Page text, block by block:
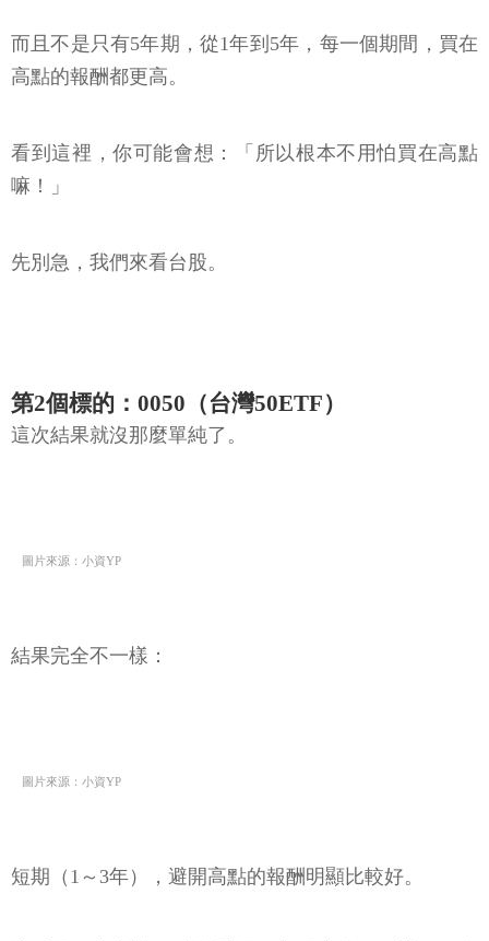
而且不是只有5年期，從1年到5年，每一個期間，買在
高點的報酬都更高。
看到這裡，你可能會想：「所以根本不用怕買在高點
嘛！」
先別急，我們來看台股。
第2個標的：0050（台灣50ETF）
這次結果就沒那麼單純了。
圖片來源：小資YP
結果完全不一樣：
圖片來源：小資YP
短期（1～3年），避開高點的報酬明顯比較好。